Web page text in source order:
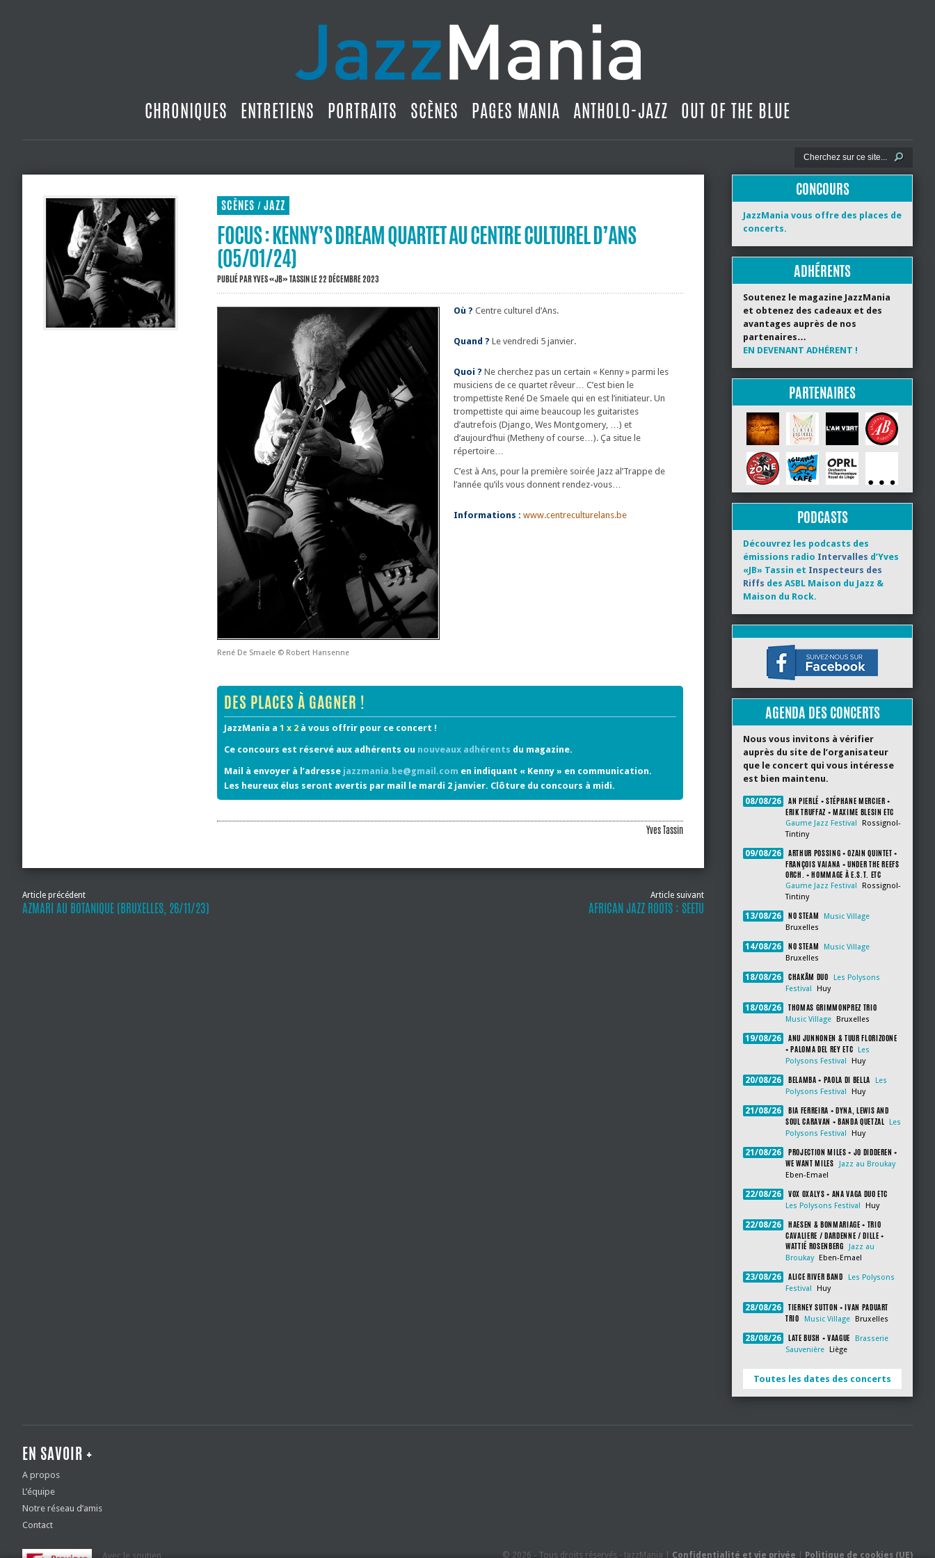
CHRONIQUES ENTRETIENS PORTRAITS SCÈNES PAGES MANIA ANTHOLO-JAZZ OUT OF THE BLUE
SCÈNES / JAZZ
FOCUS : KENNY’S DREAM QUARTET AU CENTRE CULTUREL D’ANS
(05/01/24)
PUBLIÉ PARYVES «JB» TASSINLE 22 DÉCEMBRE 2023
René De Smaele © Robert Hansenne
Où ? Centre culturel d’Ans.
Quand ? Le vendredi 5 janvier.
Quoi ? Ne cherchez pas un certain « Kenny » parmi les
musiciens de ce quartet rêveur… C’est bien le
trompettiste René De Smaele qui en est l’initiateur. Un
trompettiste qui aime beaucoup les guitaristes
d’autrefois (Django, Wes Montgomery, …) et
d’aujourd’hui (Metheny of course…). Ça situe le
répertoire…
C’est à Ans, pour la première soirée Jazz al’Trappe de
l’année qu’ils vous donnent rendez-vous…
Informations : www.centreculturelans.be
DES PLACES À GAGNER !
JazzMania a 1 x 2 à vous offrir pour ce concert !
Ce concours est réservé aux adhérents ou nouveaux adhérents du magazine.
Mail à envoyer à l’adresse jazzmania.be@gmail.com en indiquant « Kenny » en communication.
Les heureux élus seront avertis par mail le mardi 2 janvier. Clôture du concours à midi.
Yves Tassin
Article précédent
AZMARI AU BOTANIQUE (BRUXELLES, 26/11/23)
Article suivant
AFRICAN JAZZ ROOTS : SEETU
CONCOURS
JazzMania vous offre des places de
concerts.
ADHÉRENTS
Soutenez le magazine JazzMania
et obtenez des cadeaux et des
avantages auprès de nos
partenaires…
EN DEVENANT ADHÉRENT !
PARTENAIRES
PODCASTS
Découvrez les podcasts des
émissions radio Intervalles d’Yves
«JB» Tassin et Inspecteurs des
Riffs des ASBL Maison du Jazz &
Maison du Rock.
AGENDA DES CONCERTS
Nous vous invitons à vérifier
auprès du site de l’organisateur
que le concert qui vous intéresse
est bien maintenu.
08/08/26
AN PIERLÉ + STÉPHANE MERCIER +
ERIK TRUFFAZ + MAXIME BLESIN ETC
Gaume Jazz Festival
Rossignol-
Tintiny
09/08/26
ARTHUR POSSING + OZAIN QUINTET +
FRANÇOIS VAIANA + UNDER THE REEFS
ORCH. + HOMMAGE À E.S.T. ETC
Gaume Jazz Festival
Rossignol-
Tintiny
13/08/26 NO STEAM
Music Village
Bruxelles
14/08/26 NO STEAM
Music Village
Bruxelles
18/08/26 CHAKÂM DUO
Les Polysons
Festival
Huy
18/08/26 THOMAS GRIMMONPREZ TRIO
Music Village Bruxelles
19/08/26
ANU JUNNONEN & TUUR FLORIZOONE
+ PALOMA DEL REY ETC
Les
Polysons Festival
Huy
20/08/26 BELAMBA + PAOLA DI BELLA
Les
Polysons Festival
Huy
21/08/26
BIA FERREIRA + DYNA, LEWIS AND
SOUL CARAVAN + BANDA QUETZAL
Les
Polysons Festival
Huy
21/08/26
PROJECTION MILES + JO DIDDEREN +
WE WANT MILES
Jazz au Broukay
Eben-Emael
22/08/26 VOX OXALYS + ANA VAGA DUO ETC
Les Polysons Festival Huy
22/08/26
HAESEN & BONMARIAGE + TRIO
CAVALIERE / DARDENNE / DILLE +
WATTIÉ ROSENBERG
Jazz au
Broukay
Eben-Emael
23/08/26 ALICE RIVER BAND
Les Polysons
Festival
Huy
28/08/26
TIERNEY SUTTON + IVAN PADUART
TRIO
Music Village Bruxelles
28/08/26 LATE BUSH + VAAGUE
Brasserie
Sauvenière
Liège
Toutes les dates des concerts
EN SAVOIR +
A propos
L’équipe
Notre réseau d’amis
Contact
Avec le soutien © 2026 - Tous droits réservés - JazzMania | Confidentialité et vie privée Politique de cookies (UE)